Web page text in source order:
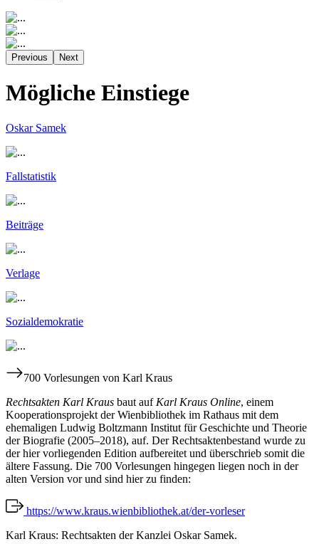
Previous Next
Mögliche Einstiege
Oskar Samek
Fallstatistik
Beiträge
Verlage
Sozialdemokratie
700 Vorlesungen von Karl Kraus
Rechtsakten Karl Kraus baut auf Karl Kraus Online, einem
Kooperationsprojekt der Wienbibliothek im Rathaus mit dem
ehemaligen Ludwig Boltzmann Institut für Geschichte und Theorie
der Biografie (2005–2018), auf. Der Rechtsaktenbestand wurde zu
der hier vorliegenden Edition aufbereitet und überschrieb somit die
ältere Fassung. Die 700 Vorlesungen hingegen liegen noch in der
alten Version vor und sind hier zu finden:
https://www.kraus.wienbibliothek.at/der-vorleser
Karl Kraus: Rechtsakten der Kanzlei Oskar Samek.